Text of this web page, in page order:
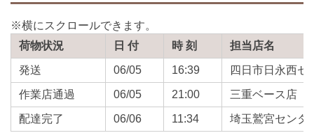
荷物状況 日 付 時 刻 担当店名
発送 06/05 16:39 四日市日永西セ
作業店通過 06/05 21:00 三重ベース店
配達完了 06/06 11:34 埼玉鷲宮センタ